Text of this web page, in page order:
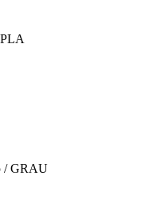
/ GRAU